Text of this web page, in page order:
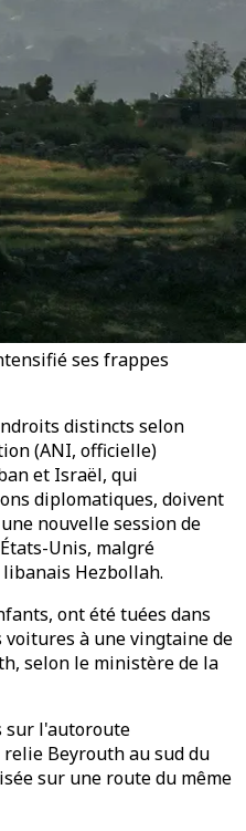
ses frappes
distincts selon
(ANI, officielle)
et Israël, qui
diplomatiques, doivent
nouvelle session de
Unis, malgré
Hezbollah.
ont été tuées dans
à une vingtaine de
selon le ministère de la
sur l'autoroute
Beyrouth au sud du
sur une route du même